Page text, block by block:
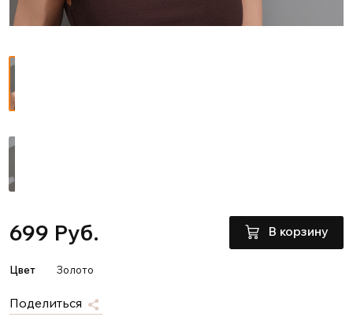
699 Руб. В корзину
Цвет Золото
Поделиться